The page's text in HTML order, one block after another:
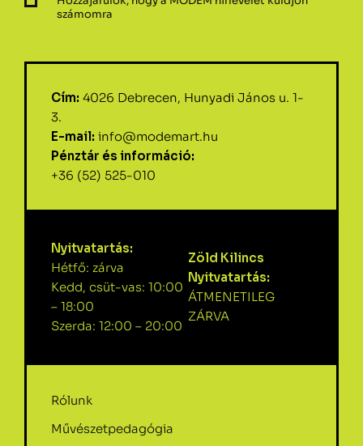
számomra
Cím: 4026 Debrecen, Hunyadi János u. 1-
3.
E-mail: info@modemart.hu
Pénztár és információ:
+36 (52) 525-010
Nyitvatartás:
Hétfő: zárva
Kedd, csüt-vas: 10:00
– 18:00
Szerda: 12:00 – 20:00
Zöld Kilincs
Nyitvatartás:
ÁTMENETILEG
ZÁRVA
Rólunk
Művészetpedagógia